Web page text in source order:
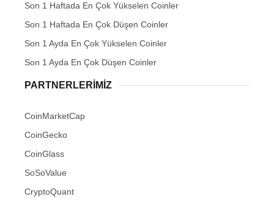
Son 1 Haftada En Çok Yükselen Coinler
Son 1 Haftada En Çok Düşen Coinler
Son 1 Ayda En Çok Yükselen Coinler
Son 1 Ayda En Çok Düşen Coinler
PARTNERLERIMIZ
CoinMarketCap
CoinGecko
CoinGlass
SoSoValue
CryptoQuant